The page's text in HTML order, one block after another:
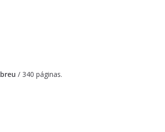
/ 340 páginas.